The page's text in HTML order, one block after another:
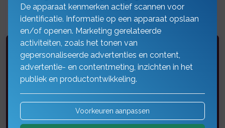
Aansprakelijkheid
Meer informatie
De apparaat kenmerken actief scannen voor
identificatie. Informatie op een apparaat opslaan
en/of openen. Marketing gerelateerde
activiteiten, zoals het tonen van
gepersonaliseerde advertenties en content,
advertentie- en contentmeting, inzichten in het
publiek en productontwikkeling.
Voorkeuren aanpassen